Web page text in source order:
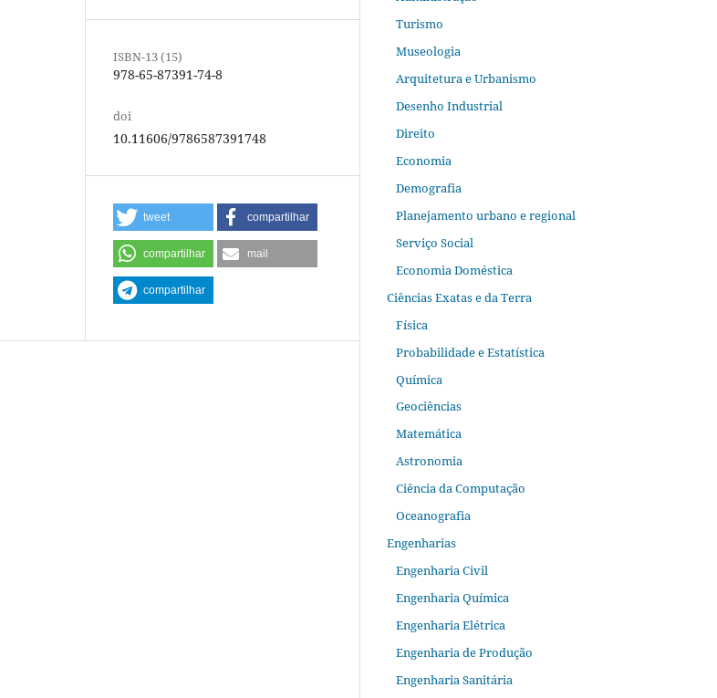
ISBN-13 (15)
978-65-87391-74-8
doi
10.11606/9786587391748
tweet compartilhar
compartilhar mail
compartilhar
Turismo
Museologia
Arquitetura e Urbanismo
Desenho Industrial
Direito
Economia
Demografia
Planejamento urbano e regional
Serviço Social
Economia Doméstica
Ciências Exatas e da Terra
Física
Probabilidade e Estatística
Química
Geociências
Matemática
Astronomia
Ciência da Computação
Oceanografia
Engenharias
Engenharia Civil
Engenharia Química
Engenharia Elétrica
Engenharia de Produção
Engenharia Sanitária